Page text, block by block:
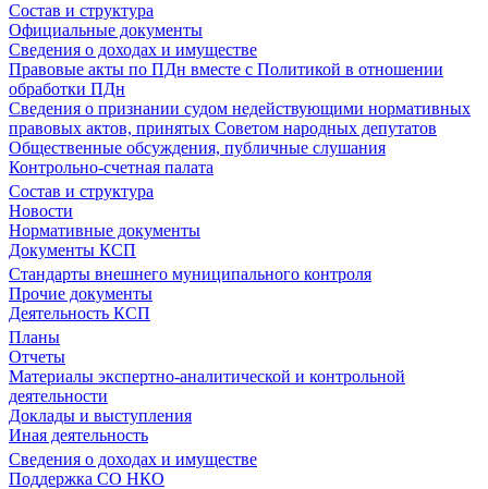
Состав и структура
Официальные документы
Сведения о доходах и имуществе
Правовые акты по ПДн вместе с Политикой в отношении
обработки ПДн
Сведения о признании судом недействующими нормативных
правовых актов, принятых Советом народных депутатов
Общественные обсуждения, публичные слушания
Контрольно-счетная палата
Состав и структура
Новости
Нормативные документы
Документы КСП
Стандарты внешнего муниципального контроля
Прочие документы
Деятельность КСП
Планы
Отчеты
Материалы экспертно-аналитической и контрольной
деятельности
Доклады и выступления
Иная деятельность
Сведения о доходах и имуществе
Поддержка СО НКО